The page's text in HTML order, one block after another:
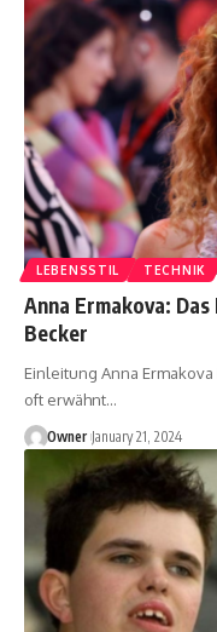
LEBENSSTIL TECHNIK
Anna Ermakova:
Becker
Einleitung Anna
oft erwähnt…
Owner January 21, 2024